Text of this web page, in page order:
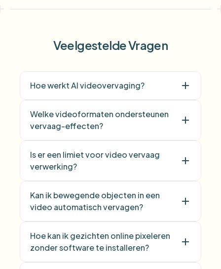
Veelgestelde Vragen
Hoe werkt AI videovervaging?
Welke videoformaten ondersteunen
vervaag-effecten?
Is er een limiet voor video vervaag
verwerking?
Kan ik bewegende objecten in een
video automatisch vervagen?
Hoe kan ik gezichten online pixeleren
zonder software te installeren?